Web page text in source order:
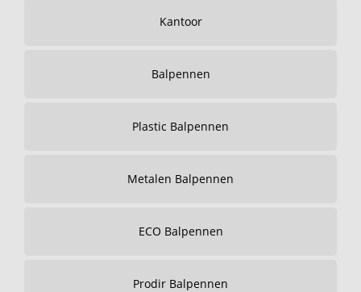
Kantoor
Balpennen
Plastic Balpennen
Metalen Balpennen
ECO Balpennen
Prodir Balpennen